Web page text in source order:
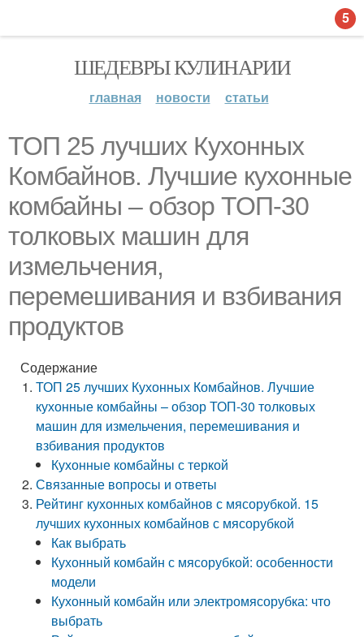
ШЕДЕВРЫ КУЛИНАРИИ
главная новости статьи
ТОП 25 лучших Кухонных
Комбайнов. Лучшие кухонные
комбайны – обзор ТОП-30
толковых машин для
измельчения,
перемешивания и взбивания
продуктов
Содержание
ТОП 25 лучших Кухонных Комбайнов. Лучшие
кухонные комбайны – обзор ТОП-30 толковых
машин для измельчения, перемешивания и
взбивания продуктов
Кухонные комбайны с теркой
Связанные вопросы и ответы
Рейтинг кухонных комбайнов с мясорубкой. 15
лучших кухонных комбайнов с мясорубкой
Как выбрать
Кухонный комбайн с мясорубкой: особенности
модели
Кухонный комбайн или электромясорубка: что
выбрать
5